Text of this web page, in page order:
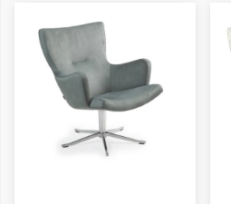
8 325 kr
4-6 Veckor